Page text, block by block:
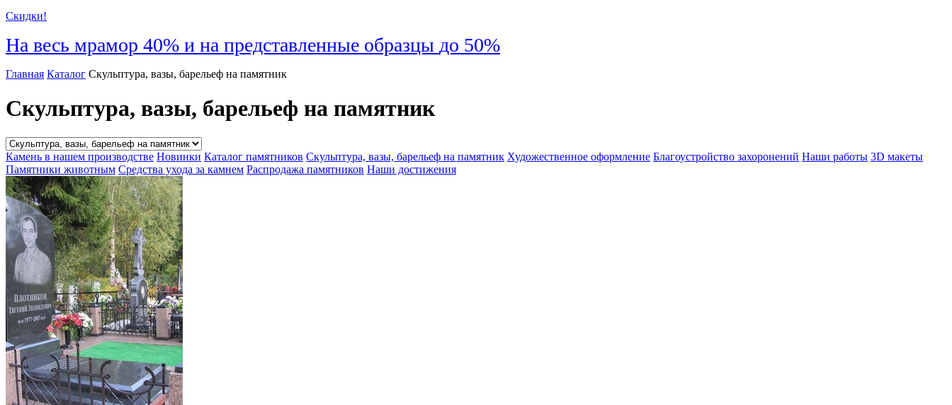
Скидки!
На весь мрамор 40% и на представленные образцы до 50%
Главная Каталог Скульптура, вазы, барельеф на памятник
Скульптура, вазы, барельеф на памятник
Камень в нашем производстве Новинки Каталог памятников Скульптура, вазы, барельеф на памятник Художественное оформление Благоустройство захоронений Наши работы 3D макеты
Памятники животным Средства ухода за камнем Распродажа памятников Наши достижения